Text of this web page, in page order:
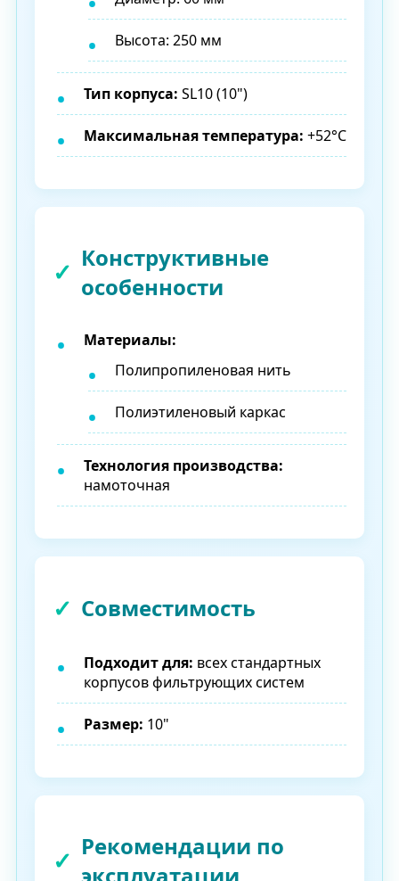
Высота: 250 мм
Тип корпуса: SL10 (10")
Максимальная температура: +52°C
Конструктивные
особенности
Материалы:
Полипропиленовая нить
Полиэтиленовый каркас
Технология производства:
намоточная
Совместимость
Подходит для: всех стандартных
корпусов фильтрующих систем
Размер: 10"
Рекомендации по
эксплуатации